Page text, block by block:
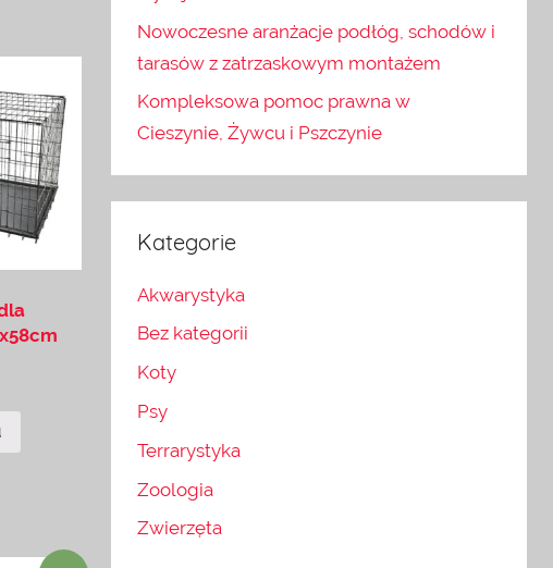
Nowoczesne aranżacje podłóg, schodów i
tarasów z zatrzaskowym montażem
Kompleksowa pomoc prawna w
Cieszynie, Żywcu i Pszczynie
Kategorie
Akwarystyka
Bez kategorii
Koty
Psy
Terrarystyka
Zoologia
Zwierzęta